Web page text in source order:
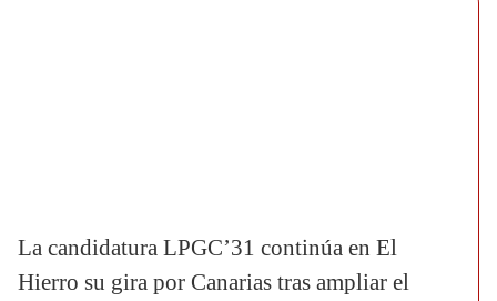
La candidatura LPGC’31 continúa en El
Hierro su gira por Canarias tras ampliar el